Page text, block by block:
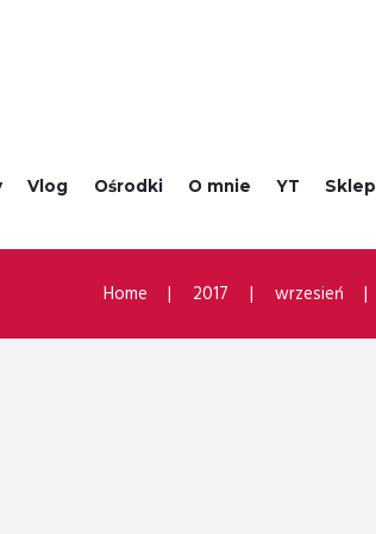
Vlog Ośrodki O mnie YT Sklep
Home 2017 wrzesień